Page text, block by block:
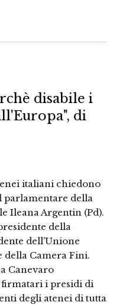
disabile i
di
italiani chiedono
parlamentare della
Ileana Argentin (Pd).
della
dell’Unione
della Camera Fini.
Canevaro
firmatari i presidi di
degli atenei di tutta